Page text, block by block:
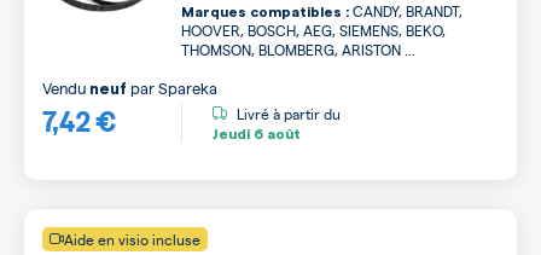
Marques compatibles : CANDY, BRANDT,
HOOVER, BOSCH, AEG, SIEMENS, BEKO,
THOMSON, BLOMBERG, ARISTON ...
7,42 €
Vendu neuf parSpareka
Livré à partir du
Jeudi 6 août
Aide en visio incluse